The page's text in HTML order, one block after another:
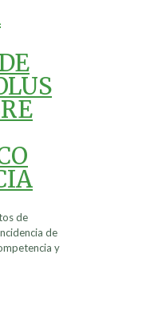
de
de
y